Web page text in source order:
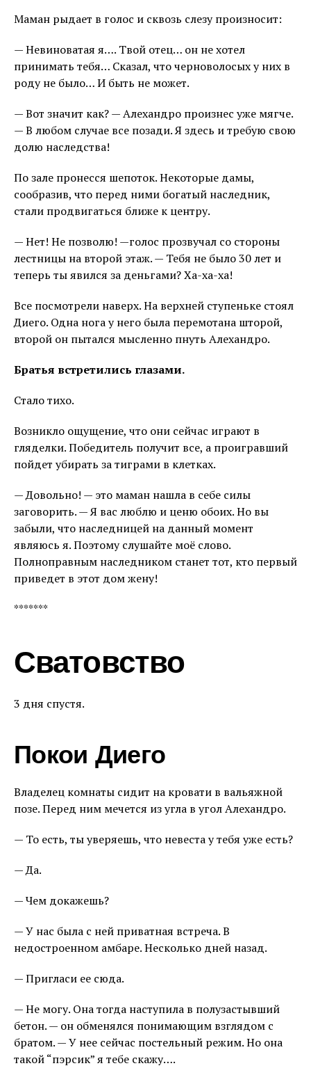
Маман рыдает в голос и сквозь слезу произносит:
— Невиноватая я…. Твой отец… он не хотел
принимать тебя… Сказал, что черноволосых у них в
роду не было… И быть не может.
— Вот значит как? — Алехандро произнес уже мягче.
— В любом случае все позади. Я здесь и требую свою
долю наследства!
По зале пронесся шепоток. Некоторые дамы,
сообразив, что перед ними богатый наследник,
стали продвигаться ближе к центру.
— Нет! Не позволю! —голос прозвучал со стороны
лестницы на второй этаж. — Тебя не было 30 лет и
теперь ты явился за деньгами? Ха-ха-ха!
Все посмотрели наверх. На верхней ступеньке стоял
Диего. Одна нога у него была перемотана шторой,
второй он пытался мысленно пнуть Алехандро.
Братья встретились глазами.
Стало тихо.
Возникло ощущение, что они сейчас играют в
гляделки. Победитель получит все, а проигравший
пойдет убирать за тиграми в клетках.
— Довольно! — это маман нашла в себе силы
заговорить. — Я вас люблю и ценю обоих. Но вы
забыли, что наследницей на данный момент
являюсь я. Поэтому слушайте моё слово.
Полноправным наследником станет тот, кто первый
приведет в этот дом жену!
*******
Сватовство
3 дня спустя.
Покои Диего
Владелец комнаты сидит на кровати в вальяжной
позе. Перед ним мечется из угла в угол Алехандро.
— То есть, ты уверяешь, что невеста у тебя уже есть?
— Да.
— Чем докажешь?
— У нас была с ней приватная встреча. В
недостроенном амбаре. Несколько дней назад.
— Пригласи ее сюда.
— Не могу. Она тогда наступила в полузастывший
бетон. — он обменялся понимающим взглядом с
братом. — У нее сейчас постельный режим. Но она
такой “пэрсик” я тебе скажу….